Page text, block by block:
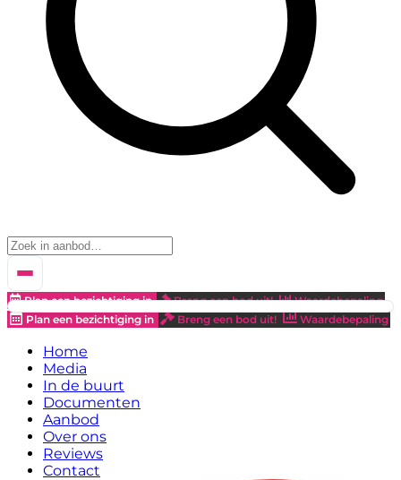
Plan een bezichtiging in Breng een bod uit!
Waardebepaling
Plan een bezichtiging in
Breng een bod uit! Waardebepaling
Home
Media
In de buurt
Documenten
Aanbod
Over ons
Reviews
Contact